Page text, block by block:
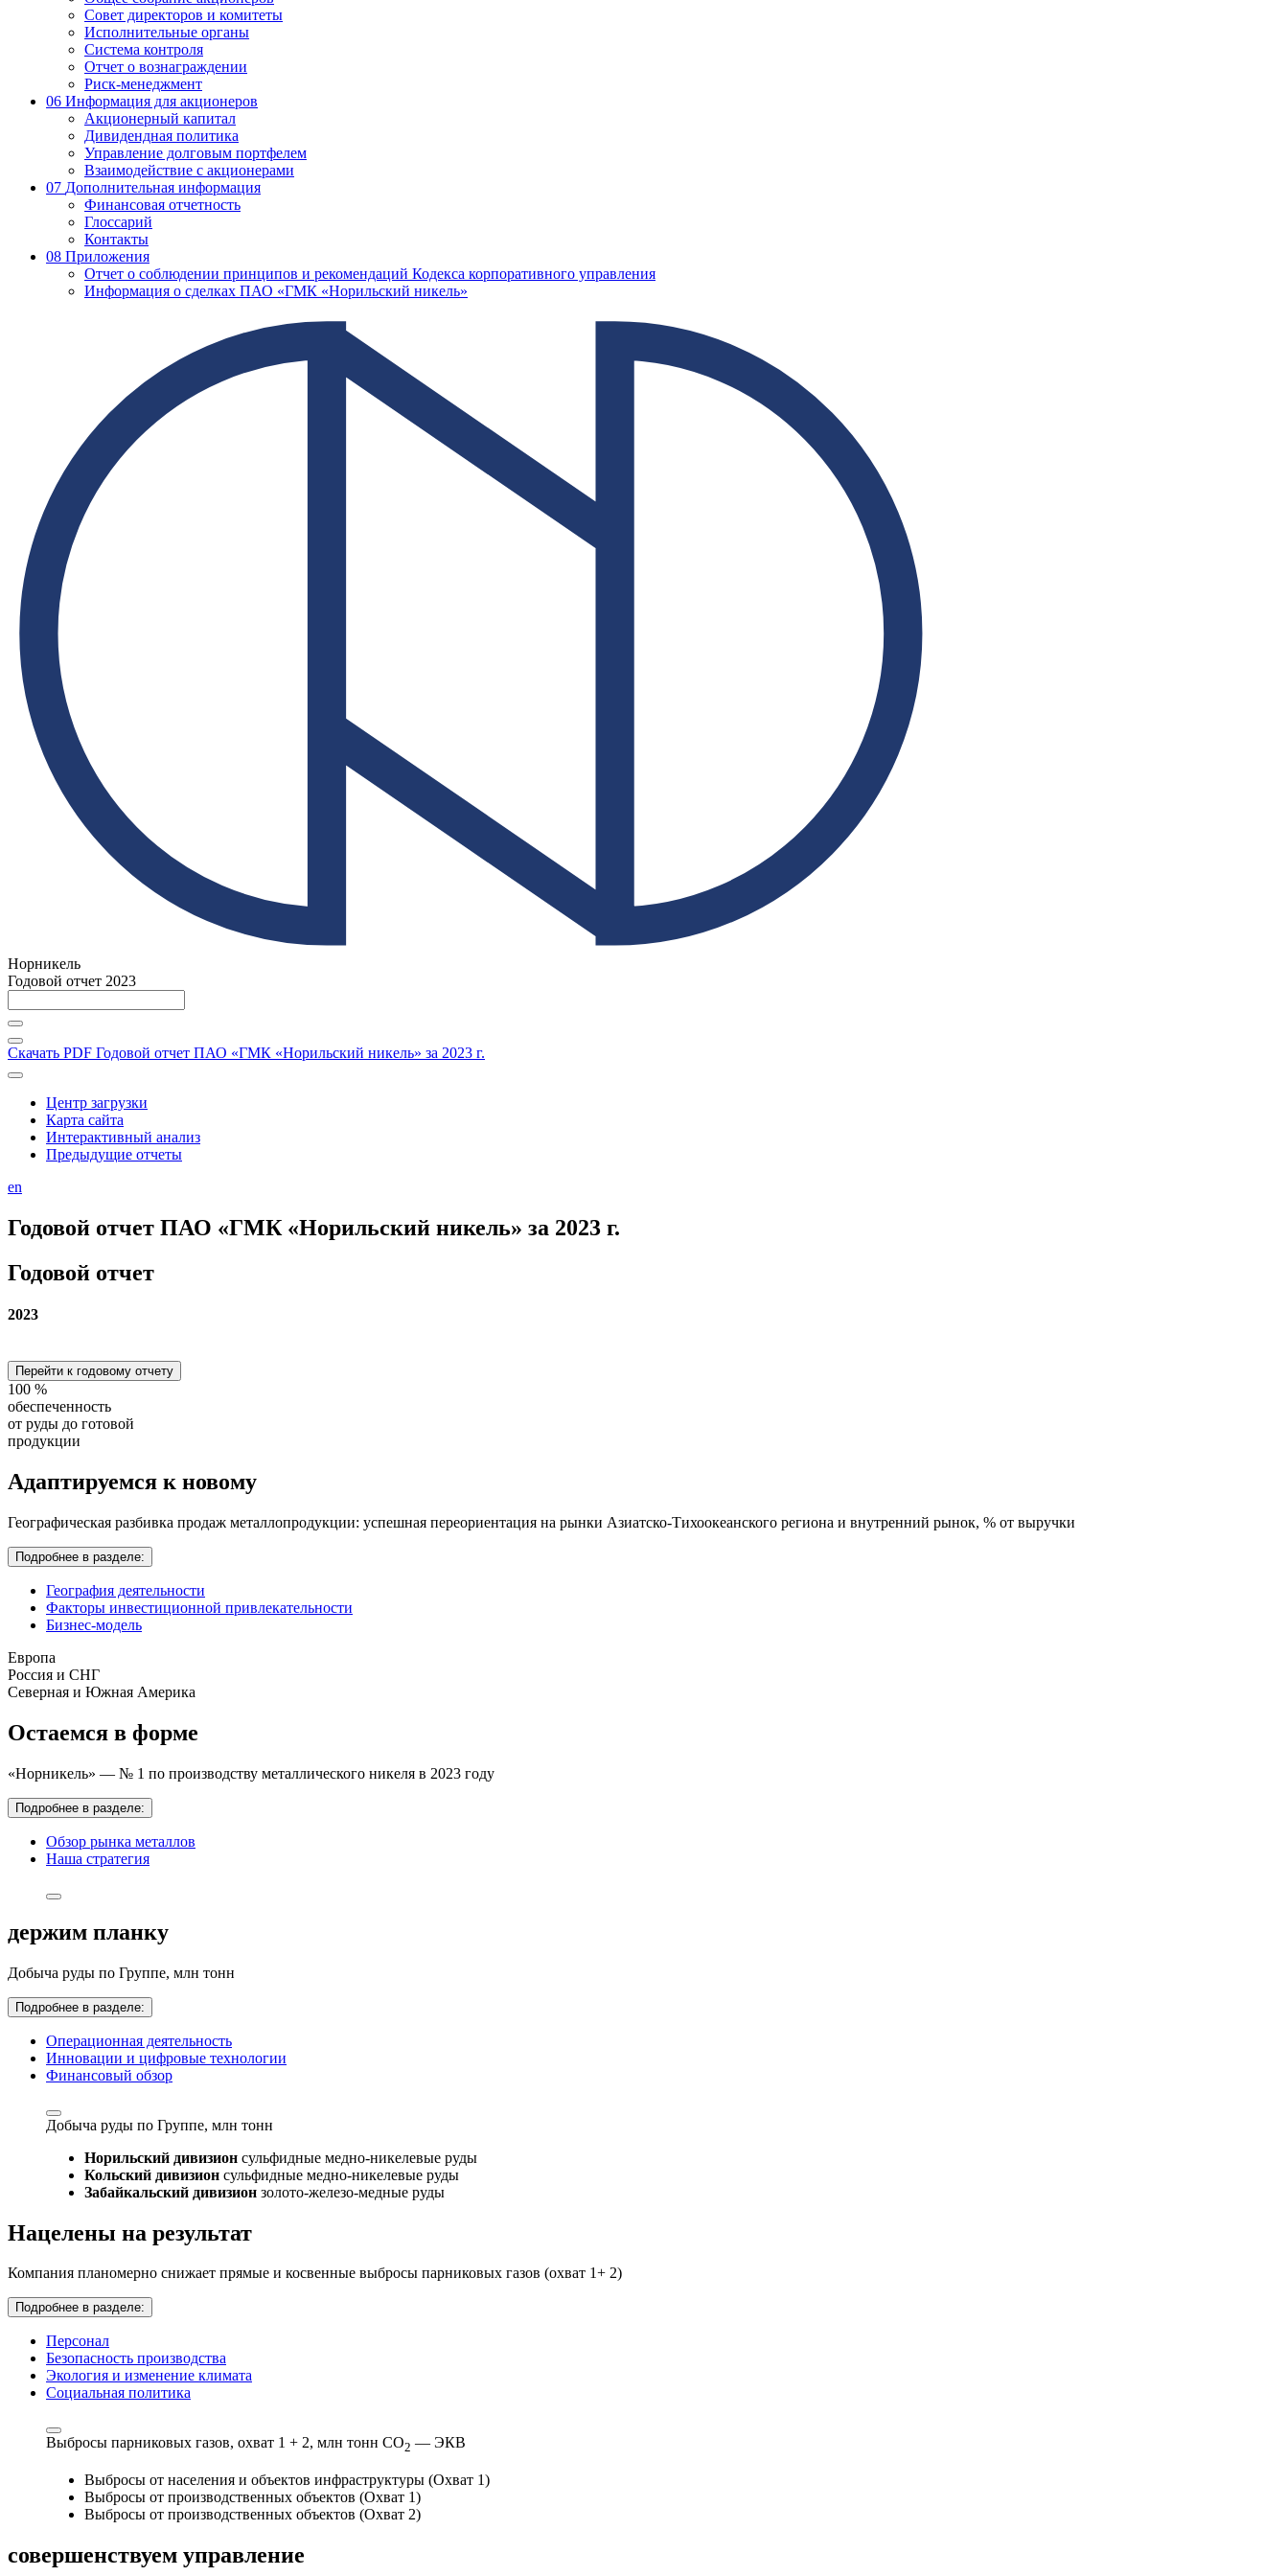
Совет директоров и комитеты
Исполнительные органы
Система контроля
Отчет о вознаграждении
Риск-менеджмент
06 Информация для акционеров
Акционерный капитал
Дивидендная политика
Управление долговым портфелем
Взаимодействие с акционерами
07 Дополнительная информация
Финансовая отчетность
Глоссарий
Контакты
08 Приложения
Отчет о соблюдении принципов и рекомендаций Кодекса корпоративного управления
Информация о сделках ПАО «ГМК «Норильский никель»
Норникель
Годовой отчет 2023
Скачать PDF Годовой отчет ПАО «ГМК «Норильский никель» за 2023 г.
Центр загрузки
Карта сайта
Интерактивный анализ
Предыдущие отчеты
en
Годовой отчет ПАО «ГМК «Норильский никель» за 2023 г.
Годовой отчет
2023
Перейти к годовому отчету
100 %
обеспеченность
от руды до готовой
продукции
Адаптируемся к новому
Географическая разбивка продаж металлопродукции: успешная переориентация на рынки Азиатско-Тихоокеанского региона и внутренний рынок, % от выручки
Подробнее в разделе:
География деятельности
Факторы инвестиционной привлекательности
Бизнес-модель
Европа
Россия и СНГ
Северная и Южная Америка
Остаемся в форме
«Норникель» — № 1 по производству металлического никеля в 2023 году
Подробнее в разделе:
Обзор рынка металлов
Наша стратегия
держим планку
Добыча руды по Группе, млн тонн
Подробнее в разделе:
Операционная деятельность
Инновации и цифровые технологии
Финансовый обзор
Добыча руды по Группе, млн тонн
Норильский дивизион сульфидные медно-никелевые руды
Кольский дивизион сульфидные медно-никелевые руды
Забайкальский дивизион золото-железо-медные руды
Нацелены на результат
Компания планомерно снижает прямые и косвенные выбросы парниковых газов (охват 1+ 2)
Подробнее в разделе:
Персонал
Безопасность производства
Экология и изменение климата
Социальная политика
Выбросы парниковых газов, охват 1 + 2, млн тонн СО2 — ЭКВ
Выбросы от населения и объектов инфраструктуры (Охват 1)
Выбросы от производственных объектов (Охват 1)
Выбросы от производственных объектов (Охват 2)
совершенствуем управление